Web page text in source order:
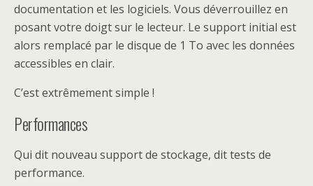
documentation et les logiciels. Vous déverrouillez en
posant votre doigt sur le lecteur. Le support initial est
alors remplacé par le disque de 1 To avec les données
accessibles en clair.
C’est extrêmement simple !
Performances
Qui dit nouveau support de stockage, dit tests de
performance.